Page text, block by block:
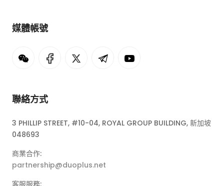
媒體帳號
聯絡方式
3 PHILLIP STREET, #10-04, ROYAL GROUP BUILDING, 新加坡
048693
商業合作:
partnership@duoplus.net